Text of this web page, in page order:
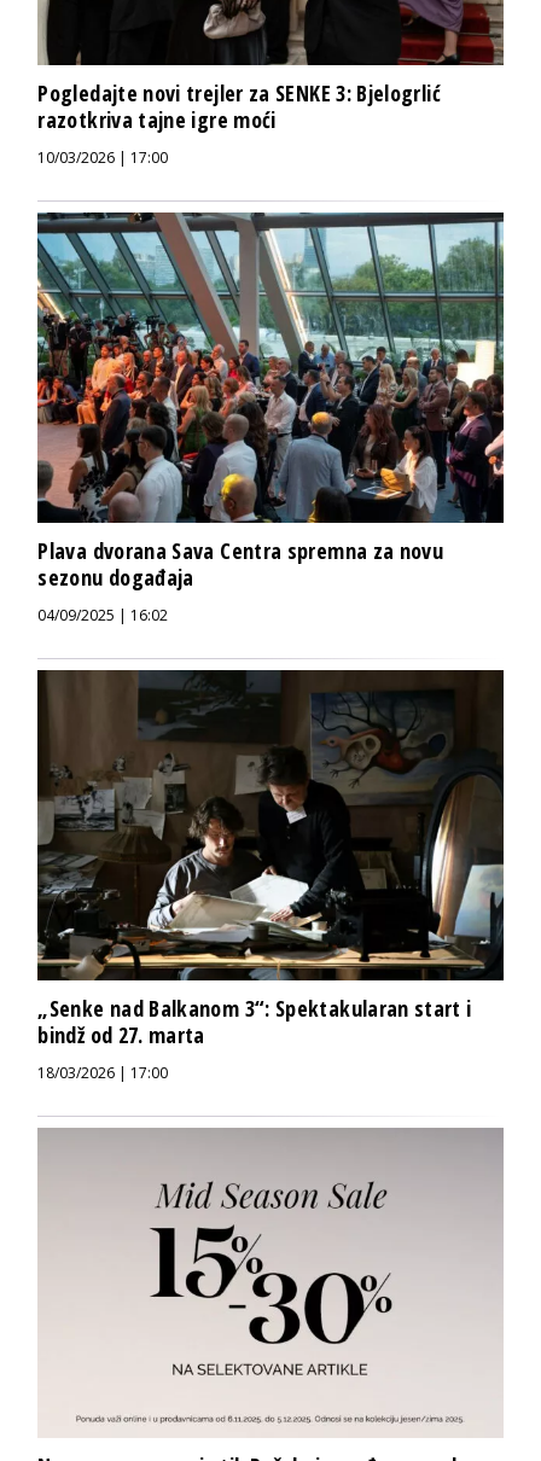
Pogledajte novi trejler za SENKE 3: Bjelogrlić
razotkriva tajne igre moći
10/03/2026 | 17:00
Plava dvorana Sava Centra spremna za novu
sezonu događaja
04/09/2025 | 16:02
„Senke nad Balkanom 3“: Spektakularan start i
bindž od 27. marta
18/03/2026 | 17:00